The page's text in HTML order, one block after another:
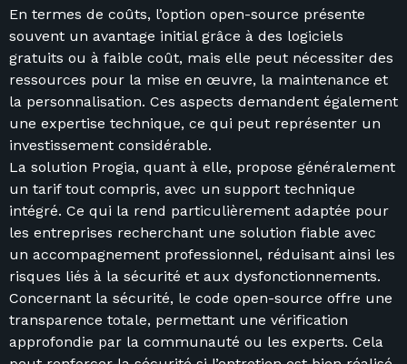
En termes de coûts, l’option open-source présente
souvent un avantage initial grâce à des logiciels
gratuits ou à faible coût, mais elle peut nécessiter des
ressources pour la mise en œuvre, la maintenance et
la personnalisation. Ces aspects demandent également
une expertise technique, ce qui peut représenter un
investissement considérable.
La solution Progia, quant à elle, propose généralement
un tarif tout compris, avec un support technique
intégré. Ce qui la rend particulièrement adaptée pour
les entreprises recherchant une solution fiable avec
un accompagnement professionnel, réduisant ainsi les
risques liés à la sécurité et aux dysfonctionnements.
Concernant la sécurité, le code open-source offre une
transparence totale, permettant une vérification
approfondie par la communauté ou les experts. Cela